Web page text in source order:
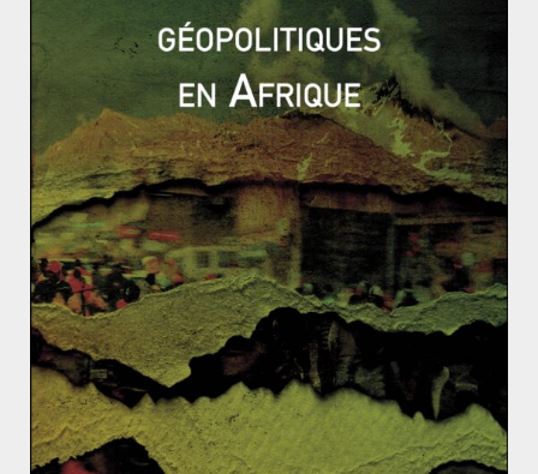
Et aussi, en 2014 :
Google rachète Skybox, entreprise
américaine fabriquant des petits satellites
d’observations terrestres fonctionnant en
constellation
Lors d’un vol d’essai le 31 octobre, le vaisseau
SpaceShipTwo de Virgin Galactic s’écrase en
Californie avec deux personnes à son bord
Le 7 décembre, la sonde américaine New
Horizons est sortie de son hibernation et
débutera sa mission vers Pluton en janvier